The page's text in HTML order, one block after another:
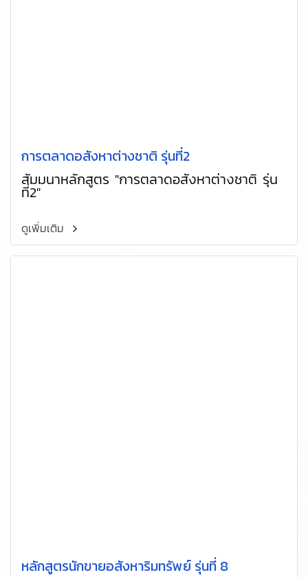
การตลาดอสังหาต่างชาติ รุ่นที่2
สัมมนาหลักสูตร "การตลาดอสังหาต่างชาติ รุ่น
ที่2"
ดูเพิ่มเติม
หลักสูตรนักขายอสังหาริมทรัพย์ รุ่นที่ 8